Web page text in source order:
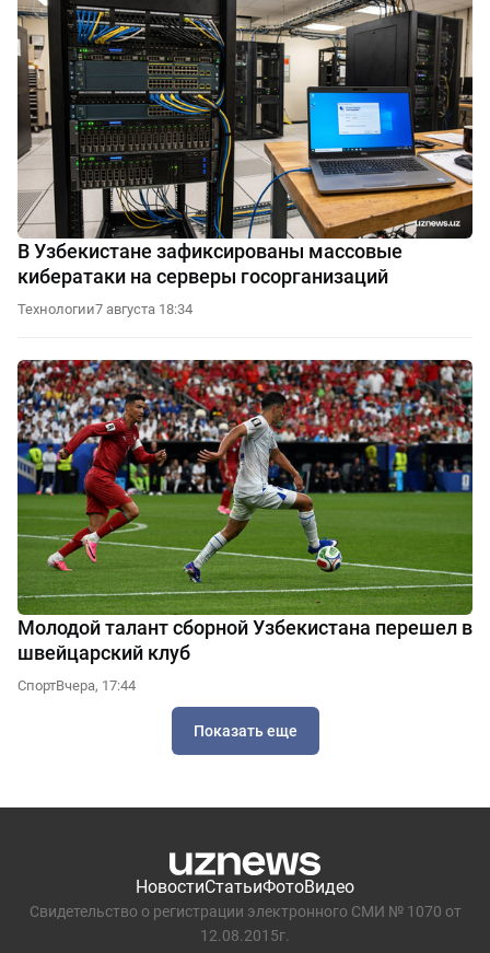
В Узбекистане зафиксированы массовые
кибератаки на серверы госорганизаций
Технологии7 августа 18:34
Молодой талант сборной Узбекистана перешел в
швейцарский клуб
СпортВчера, 17:44
Показать еще
НовостиСтатьиФотоВидео
Свидетельство о регистрации электронного СМИ № 1070 от
12.08.2015г.